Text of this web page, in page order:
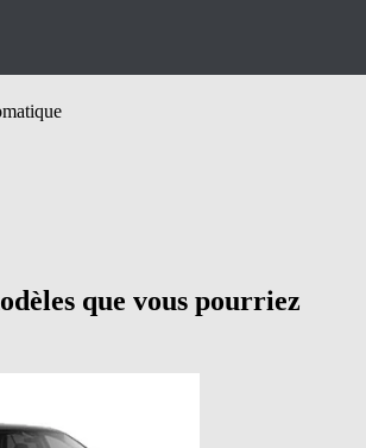
que vous pourriez